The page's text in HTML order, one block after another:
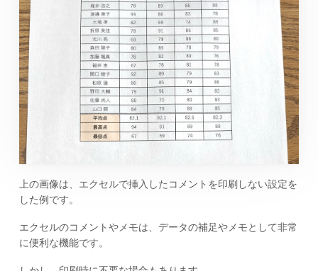
上の画像は、エクセルで挿入したコメントを印刷しない設定を
した例です。
エクセルのコメントやメモは、データの補足やメモとして非常
に便利な機能です。